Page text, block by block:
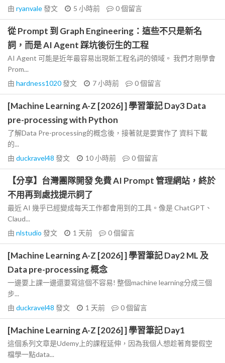
由 ryanvale發文 5 小時前 0個留言
從 Prompt 到 Graph Engineering：這些不只是新名
詞，而是 AI Agent 踩坑後衍生的工程
AI Agent 可能是近年最容易出現新工程名詞的領域。 我們才剛學會
Prom...
由 hardness1020發文 7 小時前 0個留言
[Machine Learning A-Z [2026] ] 學習筆記 Day3 Data
pre-processing with Python
了解Data Pre-processing的概念後，接著就是要實作了 資料下載
的...
由 duckravel48 發文 10 小時前 0個留言
【分享】台灣團隊開發 免費 AI Prompt 管理網站，終於
不用再到處找提示詞了
最近 AI 幾乎已經變成每天工作都會用到的工具。像是 ChatGPT、
Claud...
由 nlstudio 發文 1 天前 0個留言
[Machine Learning A-Z [2026] ] 學習筆記 Day2 ML 及
Data pre-processing 概念
一邊要上課一邊還要寫這個不容易! 整個machine learning分成三個
步...
由 duckravel48 發文 1 天前 0個留言
[Machine Learning A-Z [2026] ] 學習筆記 Day1
這個系列文章是Udemy上的課程延伸，因為我個人想趁著育嬰假空
檔學一點data...